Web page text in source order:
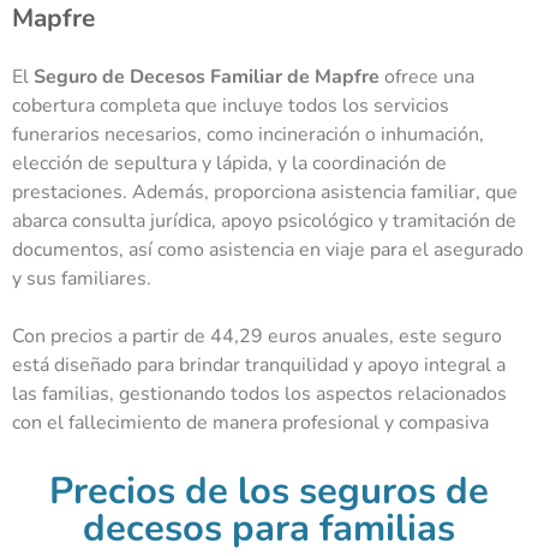
Mapfre
El Seguro de Decesos Familiar de Mapfre ofrece una
cobertura completa que incluye todos los servicios
funerarios necesarios, como incineración o inhumación,
elección de sepultura y lápida, y la coordinación de
prestaciones. Además, proporciona asistencia familiar, que
abarca consulta jurídica, apoyo psicológico y tramitación de
documentos, así como asistencia en viaje para el asegurado
y sus familiares.
Con precios a partir de 44,29 euros anuales, este seguro
está diseñado para brindar tranquilidad y apoyo integral a
las familias, gestionando todos los aspectos relacionados
con el fallecimiento de manera profesional y compasiva
Precios de los seguros de
decesos para familias